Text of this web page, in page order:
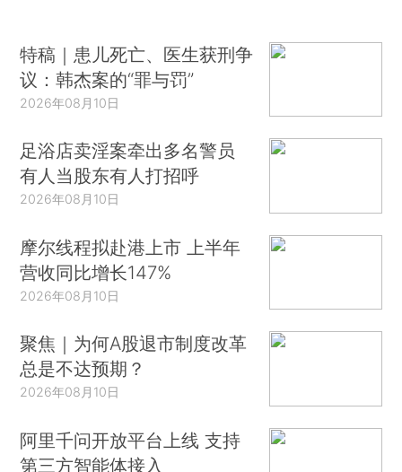
特稿｜患儿死亡、医生获刑争
议：韩杰案的“罪与罚”
2026年08月10日
足浴店卖淫案牵出多名警员
有人当股东有人打招呼
2026年08月10日
摩尔线程拟赴港上市 上半年
营收同比增长147%
2026年08月10日
聚焦｜为何A股退市制度改革
总是不达预期？
2026年08月10日
阿里千问开放平台上线 支持
第三方智能体接入